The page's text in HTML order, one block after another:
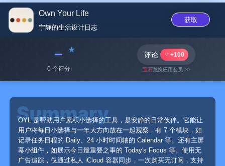
Own Your Life
宁静的生活设计日志
获取
﹣
0 个评分
评论 +100
宝石兑换应用会员 >>
OYL 是帮助用户累积小选择的工具，是安静的日常伙伴。它能让
用户将每日小选择与一年大方向放在一起观察，有 7 个模块，如
记录任务日程的 Daily、24 小时时间轴的 Calendar 等。还有主屏
幕小组件，如展示今日最重要之事的 Today's Focus 等。使用无
广告追踪，仅通过私人 iCloud 容器同步，一次购买无订阅，支持